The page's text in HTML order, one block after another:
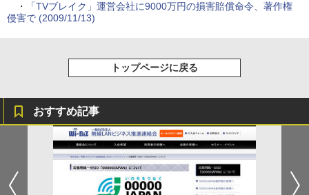
・
「TVブレイク」運営会社に9000万円の損害賠償命令、著作権
侵害で (2009/11/13)
トップページに戻る
おすすめ記事